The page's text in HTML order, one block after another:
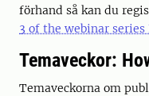
förhand så kan du
3 of the webinar series
Temaveckor:
Temaveckorna om